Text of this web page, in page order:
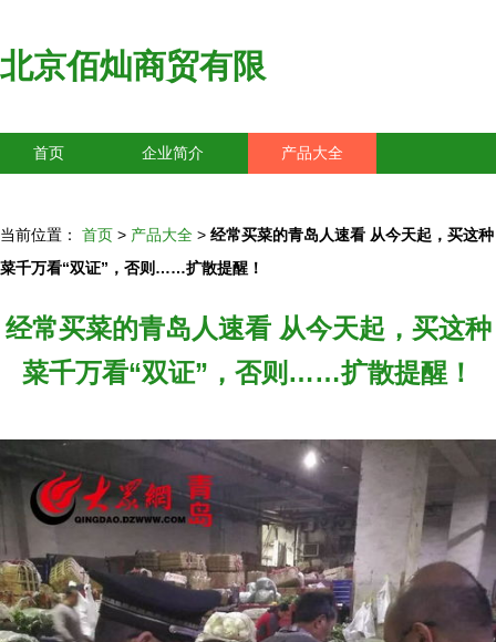
北京佰灿商贸有限
首页 企业简介 产品大全
当前位置： 首页 > 产品大全 > 经常买菜的青岛人速看 从今天起，买这种
菜千万看“双证”，否则……扩散提醒！
经常买菜的青岛人速看 从今天起，买这种
菜千万看“双证”，否则……扩散提醒！